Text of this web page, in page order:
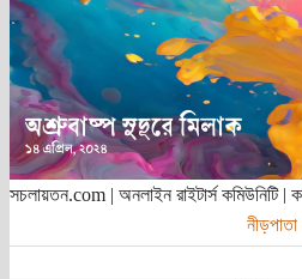
সচলায়তন.com | অনলাইন রাইটার্স কমিউনিটি
নীড়পাতা